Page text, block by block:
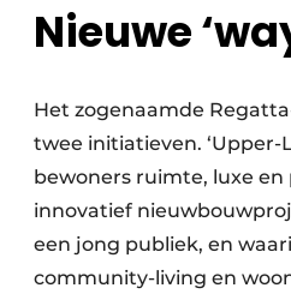
Nieuwe
Het zogenaamde
twee initiatieven. ‘Upper-
bewoners ruimte, luxe en
innovatief
een jong publiek, en
community-living en